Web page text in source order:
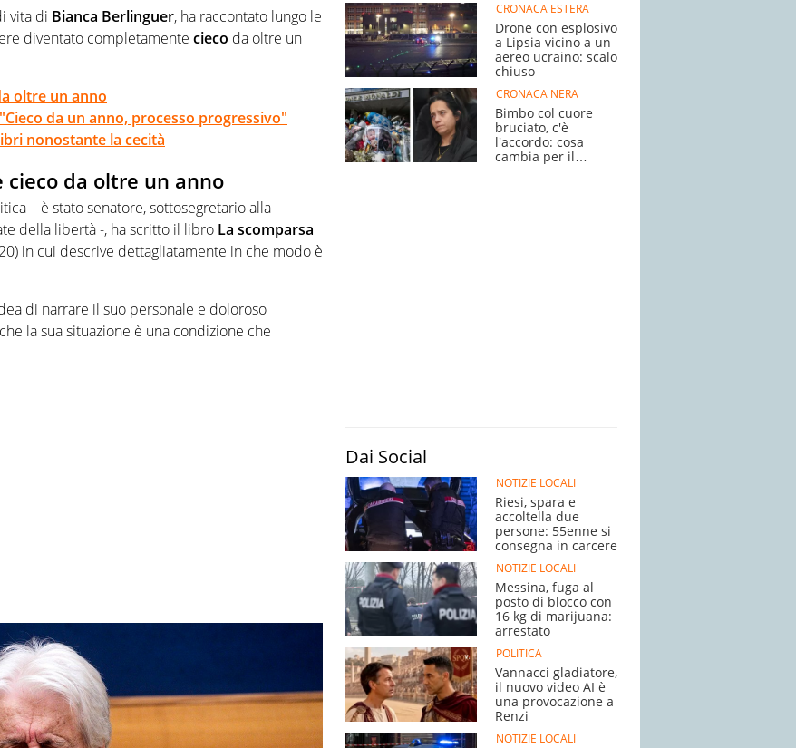
diverse testate e realtà editoriali nazionali
vita di Bianca Berlinguer, ha raccontato lungo le
diventato completamente cieco da oltre un
oltre un anno
da un anno, processo progressivo"
nonostante la cecità
da oltre un anno
– è stato senatore, sottosegretario alla
della libertà -, ha scritto il libro La scomparsa
in cui descrive dettagliatamente in che modo è
di narrare il suo personale e doloroso
la sua situazione è una condizione che
CRONACA ESTERA
Drone con esplosivo
a Lipsia vicino a un
aereo ucraino: scalo
chiuso
CRONACA NERA
Bimbo col cuore
bruciato, c'è
l'accordo: cosa
cambia per il
Dai Social
NOTIZIE LOCALI
Riesi, spara e
accoltella due
persone: 55enne si
consegna in carcere
NOTIZIE LOCALI
Messina, fuga al
posto di blocco con
16 kg di marijuana:
arrestato
POLITICA
Vannacci gladiatore,
il nuovo video AI è
una provocazione a
Renzi
NOTIZIE LOCALI